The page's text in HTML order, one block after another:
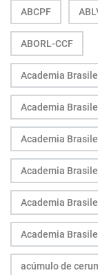
ABCPF
ABORL-CCF
Academia
Academia
Academia
Academia
Academia
Academia
acúmulo de